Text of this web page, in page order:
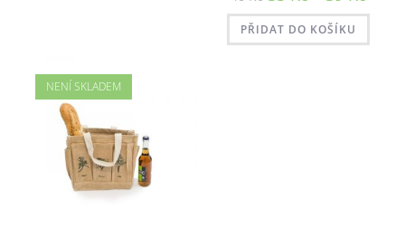
Možnosti
cen:
35 Kč
39 Kč
PŘIDAT DO KOŠÍKU
NENÍ SKLADEM